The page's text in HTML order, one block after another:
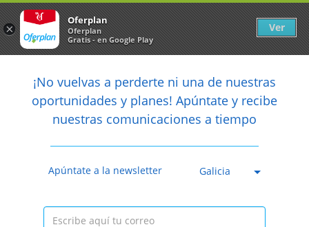

Caducada
arrow_back Newsletter
¡No vuelvas a perderte ni una de nuestras
oportunidades y planes! Apúntate y recibe
nuestras comunicaciones a tiempo
Apúntate a la newsletter Galicia
×
Oferplan
Oferplan
Gratis - en Google Play
Ver